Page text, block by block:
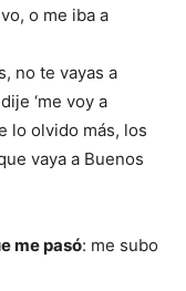
o me iba a
no te vayas a
‘me voy a
lo olvido más, los
vaya a Buenos
me pasó: me subo